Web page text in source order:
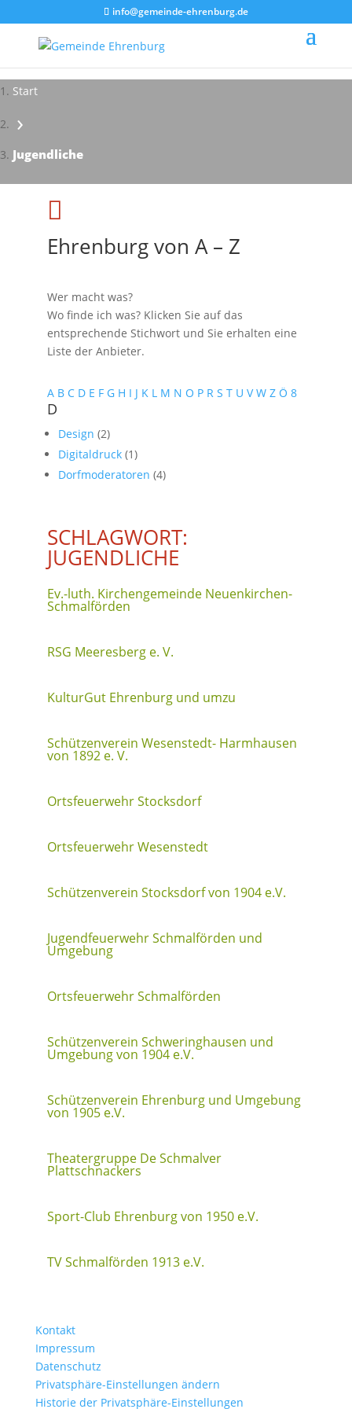
info@gemeinde-ehrenburg.de
Start
›
Jugendliche
Impressionen - Mareike Kranz

Ehrenburg von A – Z
Wer macht was?
Wo finde ich was? Klicken Sie auf das
entsprechende Stichwort und Sie erhalten eine
Liste der Anbieter.
A B C D E F G H I J K L M N O P R S T U V W Z Ö 8
D
Design (2)
Digitaldruck (1)
Dorfmoderatoren (4)
SCHLAGWORT:
JUGENDLICHE
Ev.-luth. Kirchengemeinde Neuenkirchen-
Schmalförden
RSG Meeresberg e. V.
KulturGut Ehrenburg und umzu
Schützenverein Wesenstedt- Harmhausen
von 1892 e. V.
Ortsfeuerwehr Stocksdorf
Ortsfeuerwehr Wesenstedt
Schützenverein Stocksdorf von 1904 e.V.
Jugendfeuerwehr Schmalförden und
Umgebung
Ortsfeuerwehr Schmalförden
Schützenverein Schweringhausen und
Umgebung von 1904 e.V.
Schützenverein Ehrenburg und Umgebung
von 1905 e.V.
Theatergruppe De Schmalver
Plattschnackers
Sport-Club Ehrenburg von 1950 e.V.
TV Schmalförden 1913 e.V.
Kontakt
Impressum
Datenschutz
Privatsphäre-Einstellungen ändern
Historie der Privatsphäre-Einstellungen